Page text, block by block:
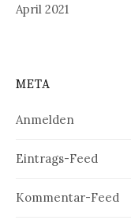
April 2021
META
Anmelden
Eintrags-Feed
Kommentar-Feed